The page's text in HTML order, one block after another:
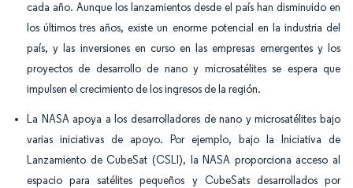
cada año. Aunque los lanzamientos desde el país han disminuido en
los últimos tres años, existe un enorme potencial en la industria del
país, y las inversiones en curso en las empresas emergentes y los
proyectos de desarrollo de nano y microsatélites se espera que
impulsen el crecimiento de los ingresos de la región.
La NASA apoya a los desarrolladores de nano y microsatélites bajo
varias iniciativas de apoyo. Por ejemplo, bajo la Iniciativa de
Lanzamiento de CubeSat (CSLI), la NASA proporciona acceso al
espacio para satélites pequeños y CubeSats desarrollados por